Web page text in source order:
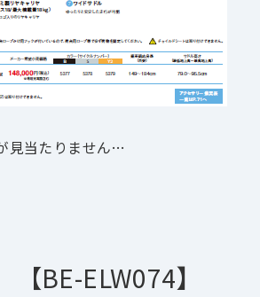
見当たりません…
BE-ELW074】